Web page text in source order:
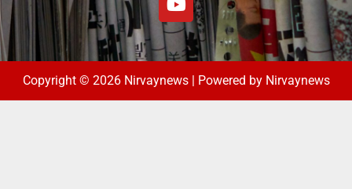
Copyright © 2026 Nirvaynews | Powered by Nirvaynews